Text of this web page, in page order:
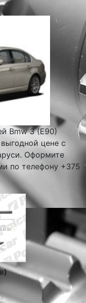
Bmw 3 (E90)
цене с
Оформите
по телефону +375